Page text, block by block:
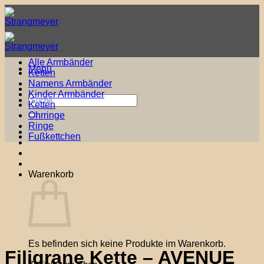
Zum
Inhalt
springen
Menü
Suche
nach:
Warenkorb
Es befinden sich keine Produkte im Warenkorb.
Alle Armbänder
Ketten
Namens Armbänder
Kinder Armbänder
Ketten
Ohrringe
Ringe
Fußkettchen
Filigrane Kette – AVENUE